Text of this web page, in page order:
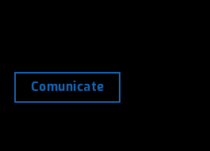
Comunicate